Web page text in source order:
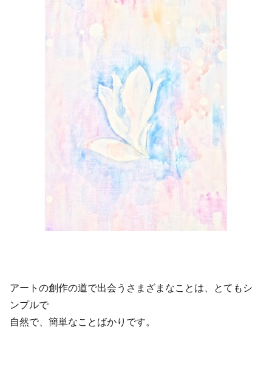
アートの創作の道で出会うさまざまなことは、とてもシ
ンプルで
自然で、簡単なことばかりです。